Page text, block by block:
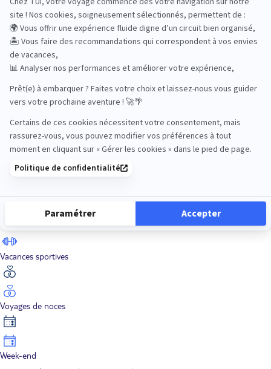
Road Trips
Safari
Sénior
Vacances sportives
Voyages de noces
Week-end